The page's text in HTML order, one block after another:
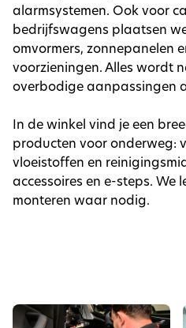
alarmsystemen. Ook voor
bedrijfswagens plaatsen
omvormers, zonnepanelen
voorzieningen. Alles wordt
overbodige aanpassingen
In de winkel vind je een
producten voor onderweg:
vloeistoffen en
accessoires en e-steps. We
monteren waar nodig.